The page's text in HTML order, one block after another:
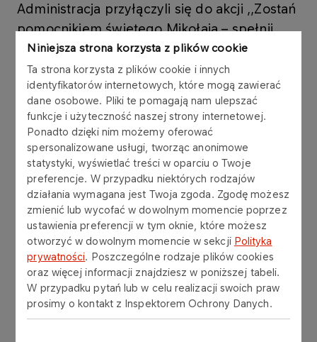
Niniejsza strona korzysta z plików cookie
Ta strona korzysta z plików cookie i innych
identyfikatorów internetowych, które mogą zawierać
dane osobowe. Pliki te pomagają nam ulepszać
funkcje i użyteczność naszej strony internetowej.
Ponadto dzięki nim możemy oferować
spersonalizowane usługi, tworząc anonimowe
statystyki, wyświetlać treści w oparciu o Twoje
preferencje. W przypadku niektórych rodzajów
działania wymagana jest Twoja zgoda. Zgodę możesz
zmienić lub wycofać w dowolnym momencie poprzez
ustawienia preferencji w tym oknie, które możesz
otworzyć w dowolnym momencie w sekcji Polityka
prywatności. Poszczególne rodzaje plików cookies
oraz więcej informacji znajdziesz w poniższej tabeli.
W przypadku pytań lub w celu realizacji swoich praw
prosimy o kontakt z Inspektorem Ochrony Danych.
Administracja przyłączyli się do akcji ,,Zostań
pomocnikiem świętego Mikołaja – spełnij
marzenia”.
Wzorem lat ubiegłych wsparcie otrzymali
Pensjonariusze z Domu Opieki ,,Mecenat” w
Płocku. Pracownicy spółki bardzo chętnie
przyłączyli się do akcji i przygotowali świąteczne
paczki dla 59 seniorów.
Inne aktualności
AKTUALNOŚCI 30.01.2026
Zasady wystawiania i